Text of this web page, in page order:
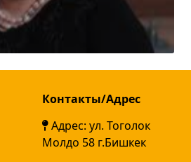
Контакты/Адрес
Адрес: ул. Тоголок
Молдо 58 г.Бишкек